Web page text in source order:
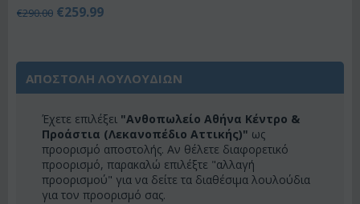
€290.00 €259.99
ΑΠΟΣΤΟΛΗ ΛΟΥΛΟΥΔΙΩΝ
Έχετε επιλέξει "Ανθοπωλείο Αθήνα Κέντρο &
Προάστια (Λεκανοπέδιο Αττικής)" ως
προορισμό αποστολής. Αν θέλετε διαφορετικό
προορισμό, παρακαλώ επιλέξτε "αλλαγή
προορισμού" για να δείτε τα διαθέσιμα λουλούδια
για τον προορισμό σας.